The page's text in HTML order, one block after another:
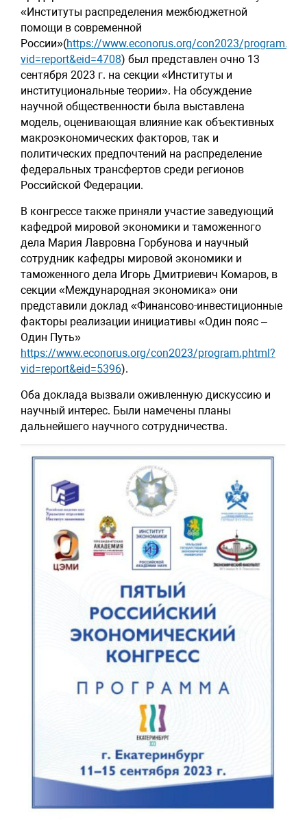
«Институты распределения межбюджетной
помощи в современной
России»(https://www.econorus.org/con2023/
vid=report&eid=4708) был представлен очно 13
сентября 2023 г. на секции «Институты и
институциональные теории». На обсуждение
научной общественности была выставлена
модель, оценивающая влияние как объективных
макроэкономических факторов, так и
политических предпочтений на распределение
федеральных трансфертов среди регионов
Российской Федерации.
В конгрессе также приняли участие заведующий
кафедрой мировой экономики и таможенного
дела Мария Лавровна Горбунова и научный
сотрудник кафедры мировой экономики и
таможенного дела Игорь Дмитриевич Комаров, в
секции «Международная экономика» они
представили доклад «Финансово-инвестиционные
факторы реализации инициативы «Один пояс –
Один Путь»
https://www.econorus.org/con2023/program.phtml?
vid=report&eid=5396).
Оба доклада вызвали оживленную дискуссию и
научный интерес. Были намечены планы
дальнейшего научного сотрудничества.